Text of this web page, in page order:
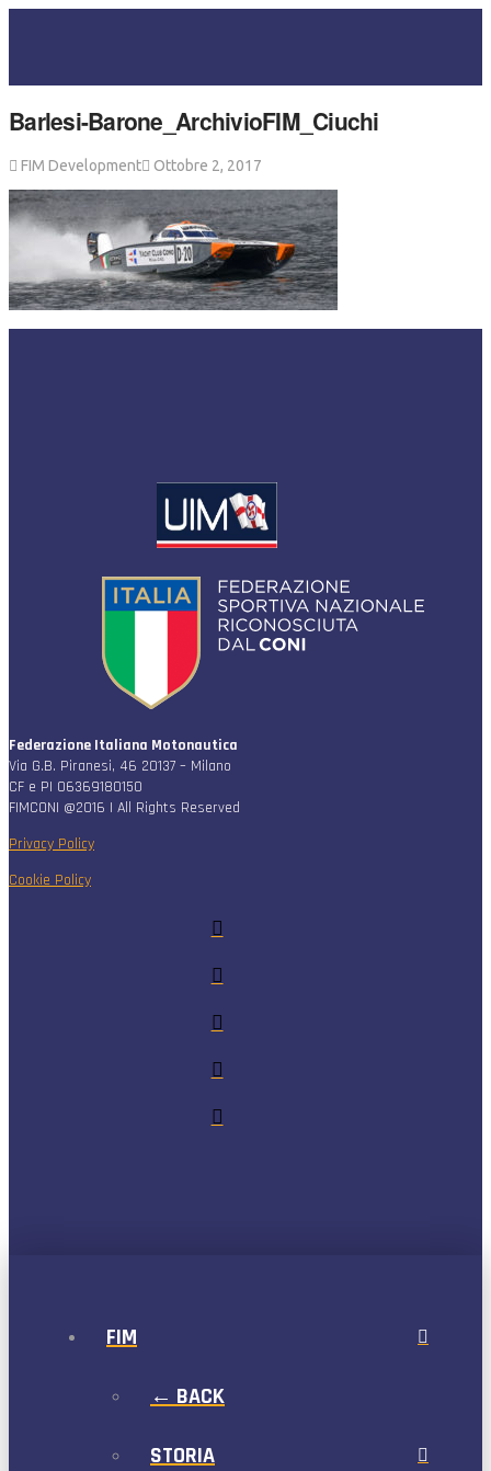
Barlesi-Barone_ArchivioFIM_Ciuchi
FIM Development Ottobre 2, 2017
Federazione Italiana Motonautica
Via G.B. Piranesi, 46 20137 – Milano
CF e PI 06369180150
FIMCONI @2016 | All Rights Reserved
Privacy Policy
Cookie Policy
FIM
← BACK
STORIA